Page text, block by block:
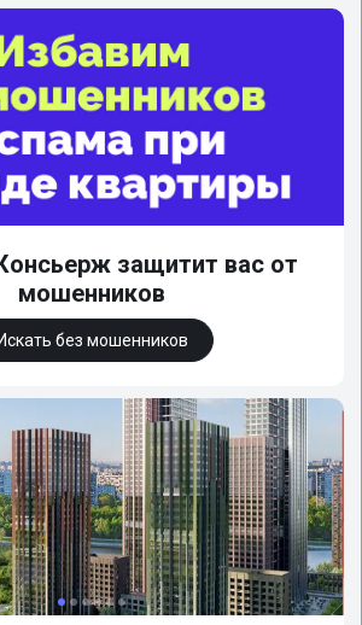
защитит вас от
мошенников
Искать без мошенников